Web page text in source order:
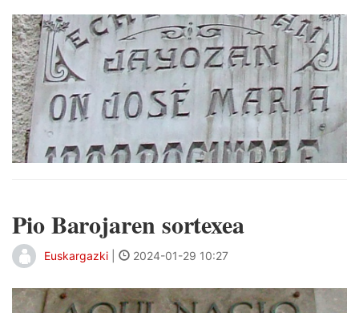
Pio Barojaren sortexea
Euskargazki 2024-01-29 10:27